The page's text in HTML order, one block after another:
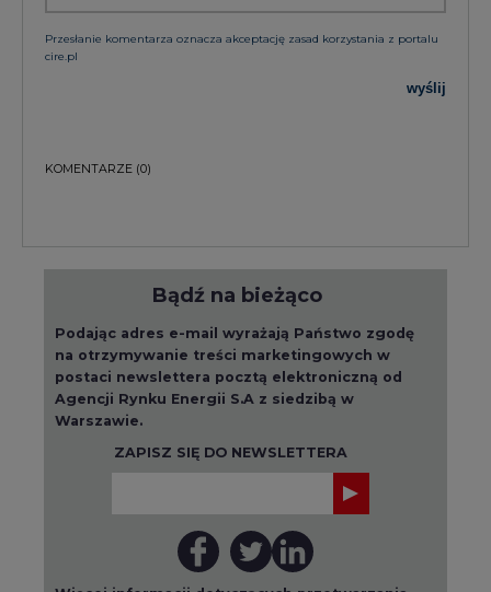
Przesłanie komentarza oznacza akceptację zasad korzystania z portalu
cire.pl
wyślij
KOMENTARZE (0)
Bądź na bieżąco
Podając adres e-mail wyrażają Państwo zgodę
na otrzymywanie treści marketingowych w
postaci newslettera pocztą elektroniczną od
Agencji Rynku Energii S.A z siedzibą w
Warszawie.
ZAPISZ SIĘ DO NEWSLETTERA